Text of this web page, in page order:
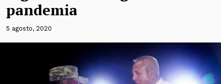
pandemia
5 agosto, 2020